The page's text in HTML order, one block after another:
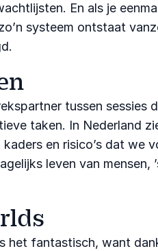
En als je
systeem ontstaat
tussen sessies
taken. In Nederland
en risico’s dat we
leven van mensen,
het fantastisch, want